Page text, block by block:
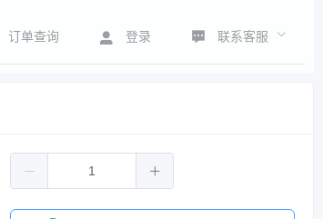
订单查询 登录 联系客服